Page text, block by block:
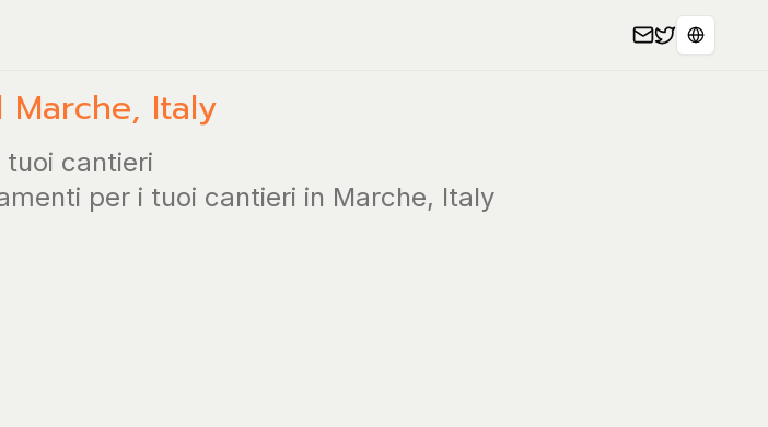
Marche, Italy
tuoi cantieri
per i tuoi cantieri in Marche, Italy